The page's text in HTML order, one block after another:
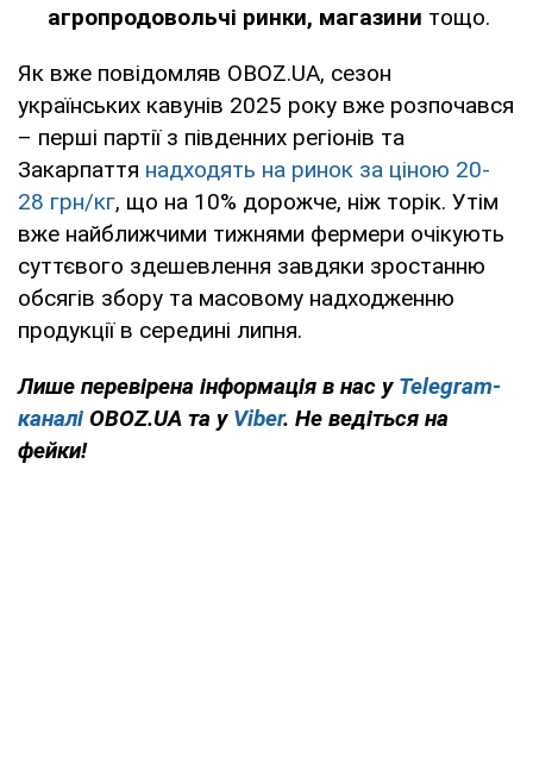
агропродовольчі ринки, магазини тощо.
Як вже повідомляв OBOZ.UA, сезон
українських кавунів 2025 року вже розпочався
– перші партії з південних регіонів та
Закарпаття надходять на ринок за ціною 20-
28 грн/кг, що на 10% дорожче, ніж торік. Утім
вже найближчими тижнями фермери очікують
суттєвого здешевлення завдяки зростанню
обсягів збору та масовому надходженню
продукції в середині липня.
Лише перевірена інформація в нас у Telegram-
каналі OBOZ.UA та у Viber. Не ведіться на
фейки!